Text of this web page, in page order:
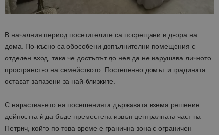
В началния период посетителите са посрещани в двора на
дома. По-късно са обособени допълнителни помещения с
отделен вход, така че достъпът до нея да не нарушава личното
пространство на семейството. Постепенно домът и градината
остават запазени за най-близките.
С нарастването на посещенията държавата взема решение
дейността ѝ да бъде преместена извън централната част на
Петрич, който по това време е гранична зона с ограничен